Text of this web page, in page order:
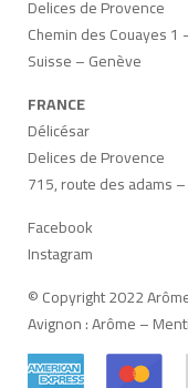
Delices de Provence
Chemin des Couayes
Suisse – Genève
FRANCE
Délicésar
Delices de Provence
715, route des adams
Facebook
Instagram
© Copyright 2022
Avignon:Arôme–